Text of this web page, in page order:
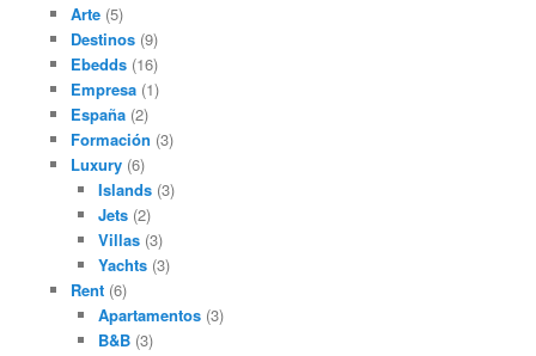
Arte (5)
Destinos (9)
Ebedds (16)
Empresa (1)
España (2)
Formación (3)
Luxury (6)
Islands(3)
Jets(2)
Villas(3)
Yachts(3)
Rent (6)
Apartamentos(3)
B&B(3)